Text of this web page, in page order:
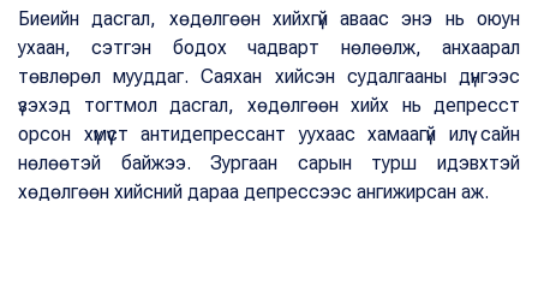
Биеийн дасгал, хөдөлгөөн хийхгүй аваас энэ нь оюун
ухаан, сэтгэн бодох чадварт нөлөөлж, анхаарал
төвлөрөл мууддаг. Саяхан хийсэн судалгааны дүнгээс
үзэхэд тогтмол дасгал, хөдөлгөөн хийх нь депресст
орсон хүмүүст антидепрессант уухаас хамаагүй илүү сайн
нөлөөтэй байжээ. Зургаан сарын турш идэвхтэй
хөдөлгөөн хийсний дараа депрессээс ангижирсан аж.